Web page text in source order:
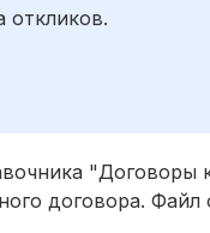
откликов.
"Договоры
договора.